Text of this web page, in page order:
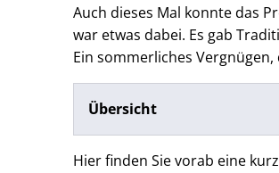
Auch dieses Mal konnte das
war etwas dabei. Es gab
Ein sommerliches
Übersicht
Hier finden Sie vorab eine